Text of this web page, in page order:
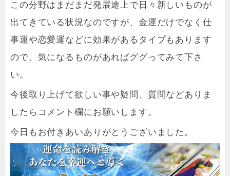
この分野はまだまだ発展途上で日々新しいものが
出てきている状況なのですが、金運だけでなく仕
事運や恋愛運などに効果があるタイプもあります
ので、気になるものがあればググってみて下さ
い。
今後取り上げて欲しい事や疑問、質問などありま
したらコメント欄にお願いします。
今日もお付きあいありがとうございました。